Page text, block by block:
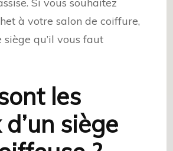
à votre salon de coiffure,
siège qu’il vous faut
les
siège